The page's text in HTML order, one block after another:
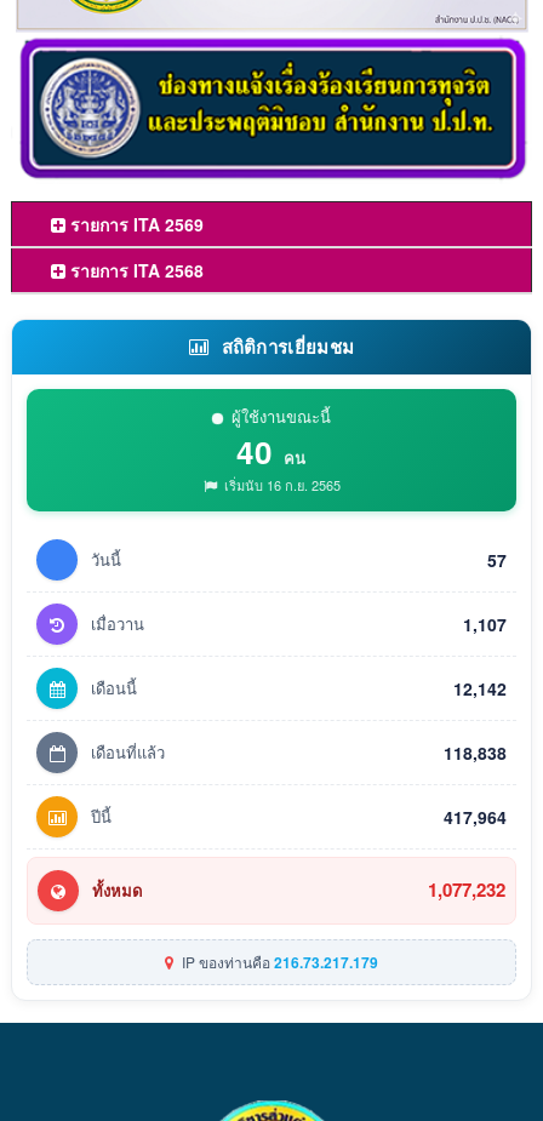
รายการ ITA 2569
รายการ ITA 2568
สถิติการเยี่ยมชม
ผู้ใช้งานขณะนี้
40 คน
เริ่มนับ 16 ก.ย. 2565
วันนี้ 57
เมื่อวาน 1,107
เดือนนี้ 12,142
เดือนที่แล้ว 118,838
ปีนี้ 417,964
ทั้งหมด 1,077,232
IP ของท่านคือ216.73.217.179